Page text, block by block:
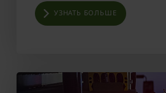
УЗНАТЬ БОЛЬШЕ